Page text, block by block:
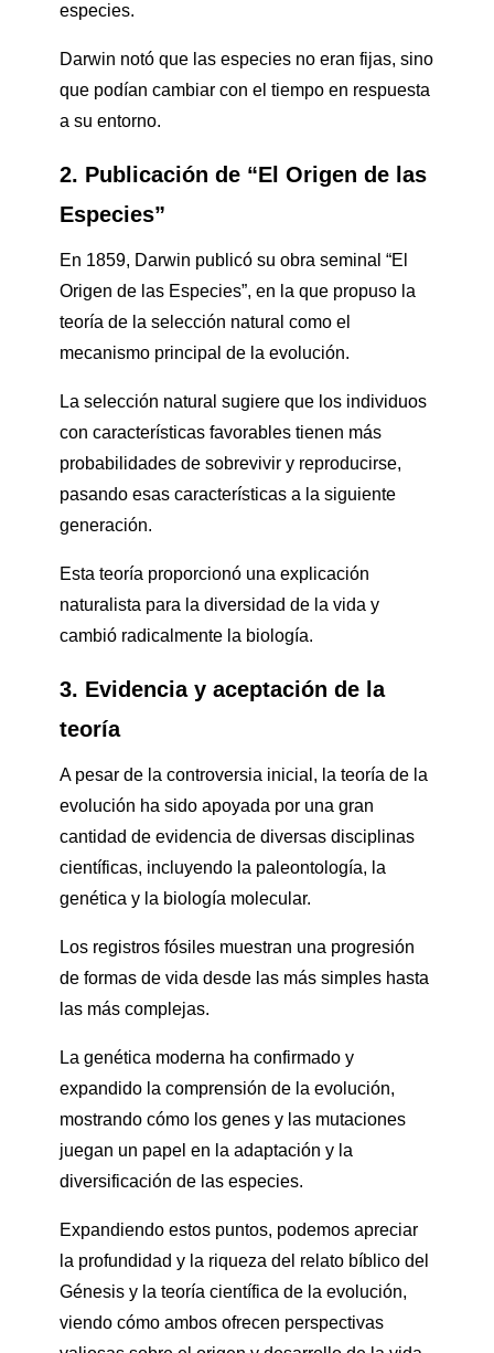
especies.
Darwin notó que las especies no eran fijas, sino
que podían cambiar con el tiempo en respuesta
a su entorno.
2. Publicación de “El Origen de las
Especies”
En 1859, Darwin publicó su obra seminal “El
Origen de las Especies”, en la que propuso la
teoría de la selección natural como el
mecanismo principal de la evolución.
La selección natural sugiere que los individuos
con características favorables tienen más
probabilidades de sobrevivir y reproducirse,
pasando esas características a la siguiente
generación.
Esta teoría proporcionó una explicación
naturalista para la diversidad de la vida y
cambió radicalmente la biología.
3. Evidencia y aceptación de la
teoría
A pesar de la controversia inicial, la teoría de la
evolución ha sido apoyada por una gran
cantidad de evidencia de diversas disciplinas
científicas, incluyendo la paleontología, la
genética y la biología molecular.
Los registros fósiles muestran una progresión
de formas de vida desde las más simples hasta
las más complejas.
La genética moderna ha confirmado y
expandido la comprensión de la evolución,
mostrando cómo los genes y las mutaciones
juegan un papel en la adaptación y la
diversificación de las especies.
Expandiendo estos puntos, podemos apreciar
la profundidad y la riqueza del relato bíblico del
Génesis y la teoría científica de la evolución,
viendo cómo ambos ofrecen perspectivas